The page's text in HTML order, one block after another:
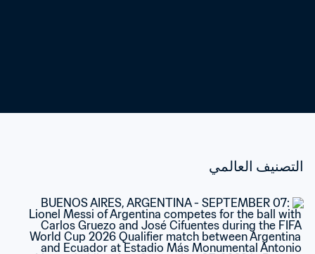
التصنيف العالمي